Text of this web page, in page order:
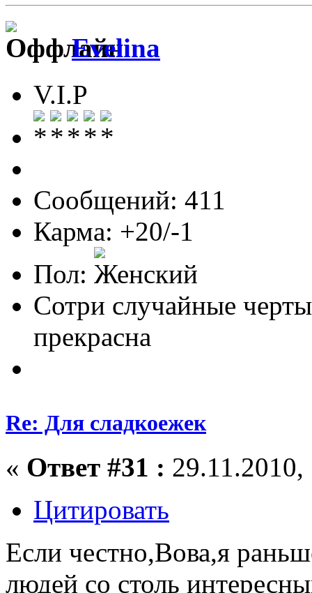
Evelina
V.I.P
Сообщений: 411
Карма: +20/-1
Пол:
Сотри случайные
прекрасна
Re: Для сладкоежек
« Ответ #31 :
Цитировать
Если честно,Вова,я
людей со столь